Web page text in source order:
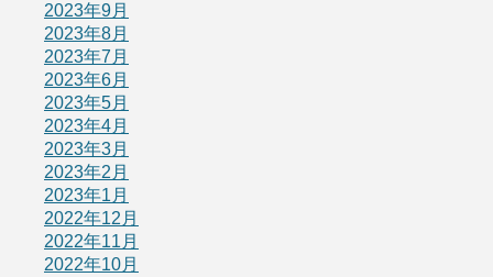
2023年9月
2023年8月
2023年7月
2023年6月
2023年5月
2023年4月
2023年3月
2023年2月
2023年1月
2022年12月
2022年11月
2022年10月